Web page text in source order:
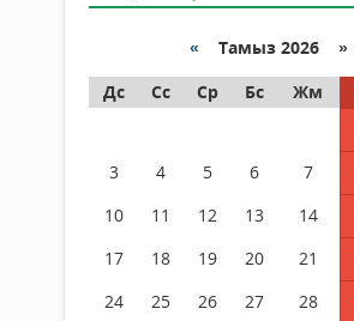
« Тамыз 2026 »
Дс
Сс Ср Бс Жм
3
4 5 6 7
10
11 12 13 14
17
18 19 20 21
24
25 26 27 28